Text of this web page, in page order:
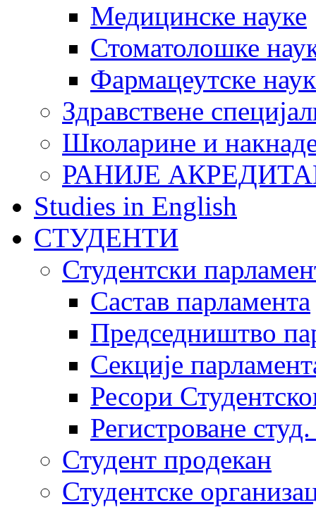
Медицинске науке
Стоматолошке
Фармацеутске
Здравствене
Школарине и
РАНИЈЕ
Studies in English
СТУДЕНТИ
Студентски
Састав парламента
Председништво
Секције
Ресори
Регистроване
Студент продекан
Студентске